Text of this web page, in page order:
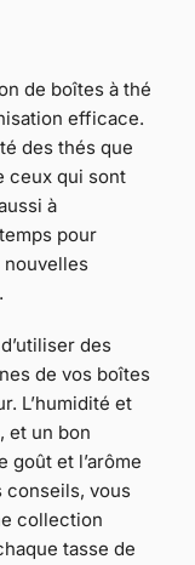
de boîtes à thé
efficace.
des thés que
ceux qui sont
à
pour
des
de vos boîtes
L’humidité et
et un bon
goût et l’arôme
conseils, vous
collection
tasse de